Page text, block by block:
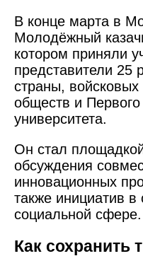
В конце марта в
Молодёжный
котором приняли
представители 25
страны, войсковых
обществ и Первого
университета.
Он стал
обсуждения
инновационных
также инициатив в
социальной сфере.
Как сохранить